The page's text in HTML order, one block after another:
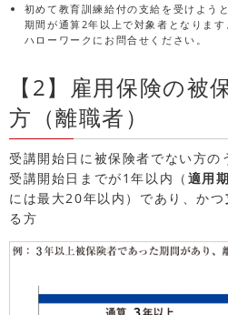
初めて教育訓練給付の支給を受けよう
期間が通算2年以上で対象者となりま
ハローワークにお問合せください。
【2】雇用保険の被
方（離職者）
受講開始日に被保険者でない方の
受講開始日までが1年以内（ 適用
には最大20年以内）であり、かつ
る方